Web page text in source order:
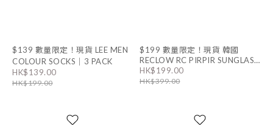
$139 數量限定！現貨 LEE MEN
COLOUR SOCKS｜3 PACK
HK$139.00
HK$199.00
$199 數量限定！現貨 韓國
RECLOW RC PIRPIR SUNGLASS
摺疊墨鏡｜2色 男女同款
HK$199.00
HK$399.00